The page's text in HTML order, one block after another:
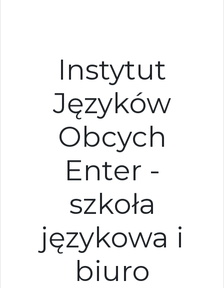
Instytut
Języków
Obcych
Enter -
szkoła
językowa i
biuro